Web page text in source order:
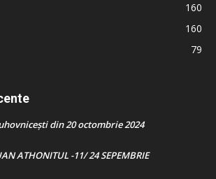
160
160
79
din 20 octombrie 2024
ATHONITUL -11/ 24 SEPEMBRIE